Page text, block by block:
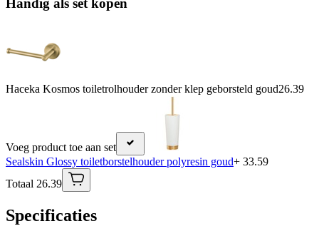
Haceka Kosmos toiletrolhouder zonder klep geborsteld goud26.39
Voeg product toe aan set
Sealskin Glossy toiletborstelhouder polyresin goud+ 33.59
Totaal 26.39
Specificaties